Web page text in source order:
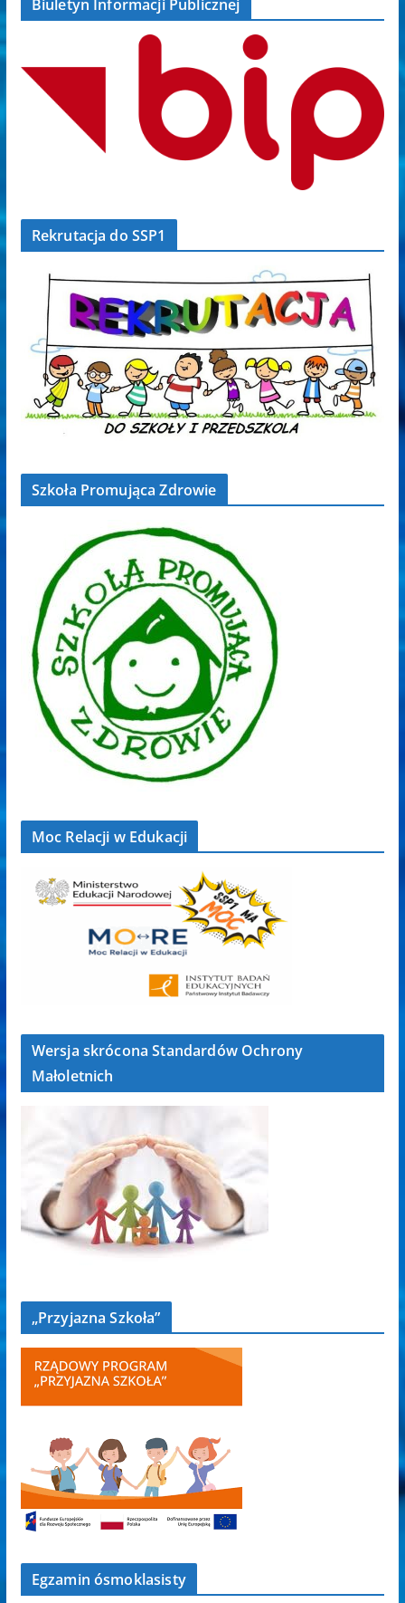
Biuletyn Informacji Publicznej
Rekrutacja do SSP1
Szkoła Promująca Zdrowie
Moc Relacji w Edukacji
Wersja skrócona Standardów Ochrony
Małoletnich
„Przyjazna Szkoła”
Egzamin ósmoklasisty